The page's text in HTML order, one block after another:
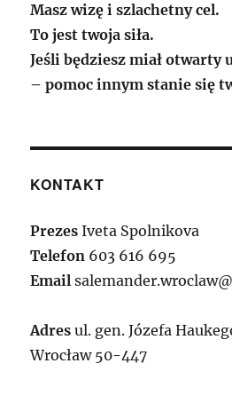
Masz wizę i szlachetny cel.
To jest twoja siła.
Jeśli będziesz miał otwarty
– pomoc innym stanie się
KONTAKT
Prezes Iveta Spolnikova
Telefon 603 616 695
Email
Adres ul. gen. Józefa
Wrocław 50-447